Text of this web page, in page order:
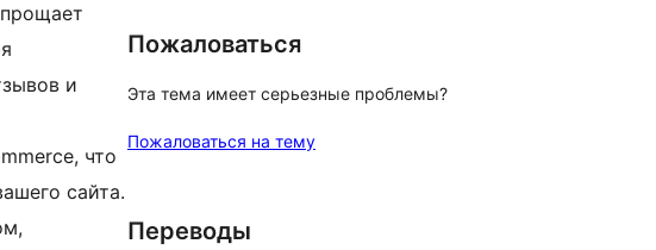
и
что
сайта.
Пожаловаться
Эта тема имеет серьезные проблемы?
Пожаловаться на тему
Переводы